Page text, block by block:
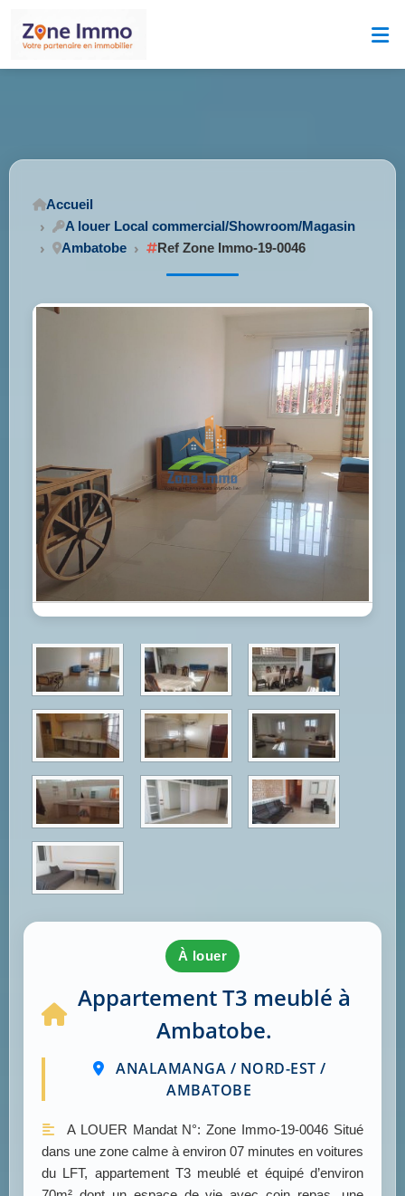
Accueil
A louer Local commercial/Showroom/Magasin
Ambatobe
Ref Zone Immo-19-0046
à louer
Appartement T3 meublé à
Ambatobe.
ANALAMANGA / NORD-EST /
AMBATOBE
A LOUER Mandat N°: Zone Immo-19-0046 Situé
dans une zone calme à environ 07 minutes en voitures
du LFT, appartement T3 meublé et équipé d’environ